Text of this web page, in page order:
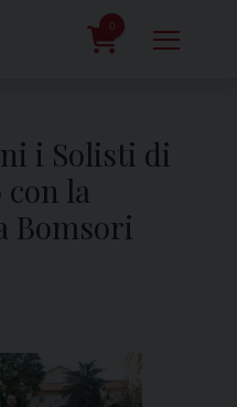
0
i Solisti di
la
Bomsori